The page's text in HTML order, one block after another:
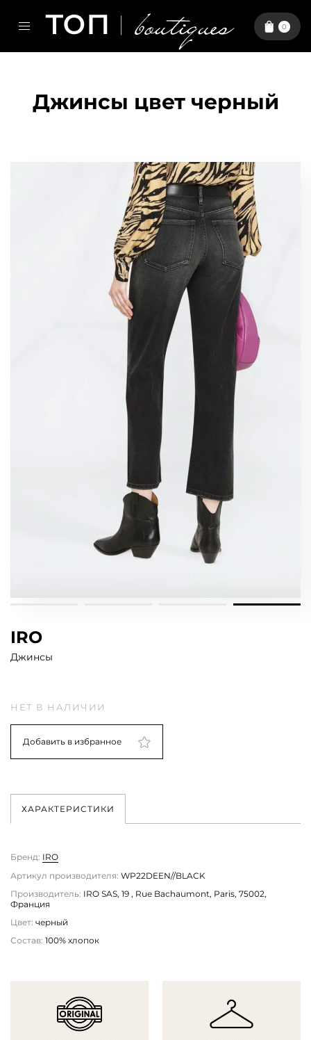
0
Джинсы цвет черный
IRO
Джинсы
НЕТ В НАЛИЧИИ
Добавить в избранное
ХАРАКТЕРИСТИКИ
Бренд: IRO
Артикул производителя: WP22DEEN//BLACK
Производитель: IRO SAS, 19 , Rue Bachaumont, Paris, 75002,
Франция
Цвет: черный
Состав: 100% хлопок